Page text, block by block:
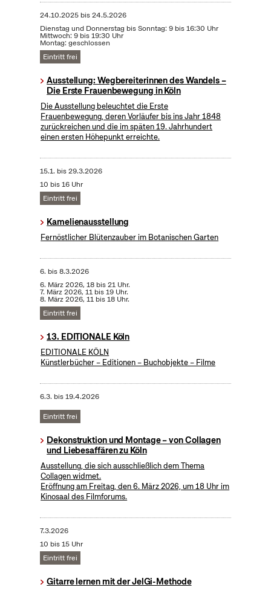
24.10.2025bis24.5.2026
Dienstag und Donnerstag bis Sonntag: 9 bis 16:30 Uhr
Mittwoch: 9 bis 19:30 Uhr
Montag: geschlossen
Eintritt frei
Ausstellung: Wegbereiterinnen des Wandels –
Die Erste Frauenbewegung in Köln
Die Ausstellung beleuchtet die Erste
Frauenbewegung, deren Vorläufer bis ins Jahr 1848
zurückreichen und die im späten 19. Jahrhundert
einen ersten Höhepunkt erreichte.
15.1. bis29.3.2026
10 bis 16 Uhr
Eintritt frei
Kamelienausstellung
Fernöstlicher Blütenzauber im Botanischen Garten
6. bis8.3.2026
6. März 2026, 18 bis 21 Uhr.
7. März 2026, 11 bis 19 Uhr.
8. März 2026, 11 bis 18 Uhr.
Eintritt frei
13. EDITIONALE Köln
EDITIONALE KÖLN
Künstlerbücher – Editionen – Buchobjekte – Filme
6.3. bis19.4.2026
Eintritt frei
Dekonstruktion und Montage – von Collagen
und Liebesaffären zu Köln
Ausstellung, die sich ausschließlich dem Thema
Collagen widmet.
Eröffnung am Freitag, den 6. März 2026, um 18 Uhr im
Kinosaal des Filmforums.
7.3.2026
10 bis 15 Uhr
Eintritt frei
Gitarre lernen mit der JelGi-Methode